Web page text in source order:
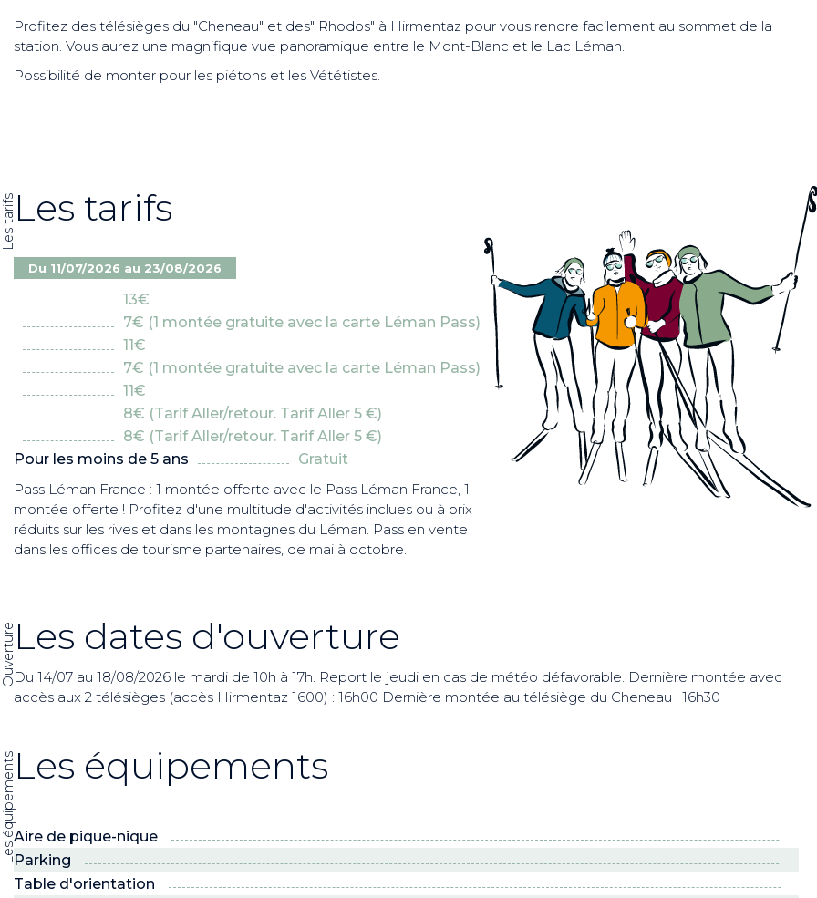
Profitez des télésièges du "Cheneau" et des" Rhodos" à Hirmentaz pour vous rendre facilement au sommet de la
station. Vous aurez une magnifique vue panoramique entre le Mont-Blanc et le Lac Léman.
Possibilité de monter pour les piétons et les Vététistes.
Les tarifsLes tarifs
Du 11/07/2026 au 23/08/2026
13€
7€ (1 montée gratuite avec la carte Léman Pass)
11€
7€ (1 montée gratuite avec la carte Léman Pass)
11€
8€ (Tarif Aller/retour. Tarif Aller 5 €)
8€ (Tarif Aller/retour. Tarif Aller 5 €)
Pour les moins de 5 ans
Gratuit
Pass Léman France : 1 montée offerte avec le Pass Léman France, 1
montée offerte ! Profitez d'une multitude d'activités inclues ou à prix
réduits sur les rives et dans les montagnes du Léman. Pass en vente
dans les offices de tourisme partenaires, de mai à octobre.
OuvertureLes dates d'ouverture
Du 14/07 au 18/08/2026 le mardi de 10h à 17h. Report le jeudi en cas de météo défavorable. Dernière montée avec
accès aux 2 télésièges (accès Hirmentaz 1600) : 16h00 Dernière montée au télésiège du Cheneau : 16h30
Les équipementsLes équipements
Aire de pique-nique
Parking
Table d'orientation